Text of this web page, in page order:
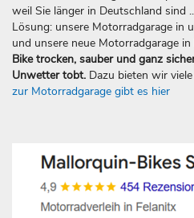
weil Sie länger in Deutschland sind
Lösung: unsere Motorradgarage in
und unsere neue Motorradgarage
Bike trocken, sauber und ganz
Unwetter tobt. Dazu bieten wir
zur Motorradgarage gibt es hier